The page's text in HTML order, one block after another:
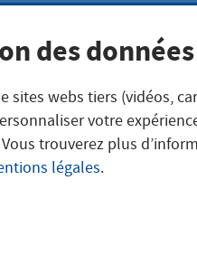
des données
webs tiers (vidéos,
votre
trouverez plus
légales.